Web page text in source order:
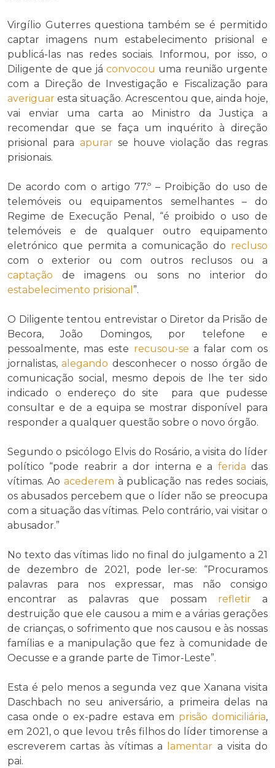
Virgílio Guterres questiona também se é permitido
captar imagens num estabelecimento prisional e
publicá-las nas redes sociais. Informou, por isso, o
Diligente de que jáconvocou uma reunião urgente
com a Direção de Investigação e Fiscalização para
averiguar esta situação. Acrescentou que, ainda hoje,
vai enviar uma carta ao Ministro da Justiça a
recomendar que se faça um inquérito à direção
prisional para apurarse houve violação das regras
prisionais.
De acordo com o artigo 77.º – Proibição do uso de
telemóveis ou equipamentos semelhantes – do
Regime de Execução Penal, “é proibido o uso de
telemóveis e de qualquer outro equipamento
eletrónico que permita a comunicação do recluso
com o exterior ou com outros reclusos ou a
captação de imagens ou sons no interior do
estabelecimento prisional ”.
O Diligente tentou entrevistar o Diretor da Prisão de
Becora, João Domingos, por telefone e
pessoalmente, mas este recusou-se a falar com os
jornalistas,alegando desconhecer o nosso órgão de
comunicação social, mesmo depois de lhe ter sido
indicado o endereço do site para que pudesse
consultar e de a equipa se mostrar disponível para
responder a qualquer questão sobre o novo órgão.
Segundo o psicólogo Elvis do Rosário, a visita do líder
político “pode reabrir a dor interna e a ferida das
vítimas. Ao acederem à publicação nas redes sociais,
os abusados percebem que o líder não se preocupa
com a situação das vítimas. Pelo contrário, vai visitar o
abusador.”
No texto das vítimas lido no final do julgamento a 21
de dezembro de 2021, pode ler-se: “Procuramos
palavras para nos expressar, mas não consigo
encontrar as palavras que possam refletir a
destruição que ele causou a mim e a várias gerações
de crianças, o sofrimento que nos causou e às nossas
famílias e a manipulação que fez à comunidade de
Oecusse e a grande parte de Timor-Leste”.
Esta é pelo menos a segunda vez que Xanana visita
Daschbach no seu aniversário, a primeira delas na
casa onde o ex-padre estava em prisão domiciliária,
em 2021, o que levou três filhos do líder timorense a
escreverem cartas às vítimas a
lamentar a visita do
pai.